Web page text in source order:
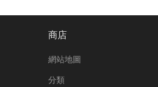
商店
網站地圖
分類